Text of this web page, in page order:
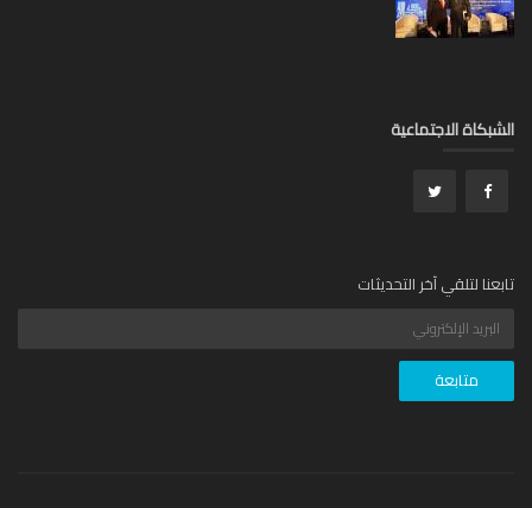
الاجتماعية
لتلقي آخر التحديثات